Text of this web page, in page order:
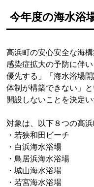
今年度の海水浴
高浜町の安心安全な海
感染症拡大の予防に伴
優先する」「海水浴場
体制が構築できない」
開設しないことを決定い
対象は、以下８つの高
・若狭和田ビーチ
・白浜海水浴場
・鳥居浜海水浴場
・城山海水浴場
・若宮海水浴場